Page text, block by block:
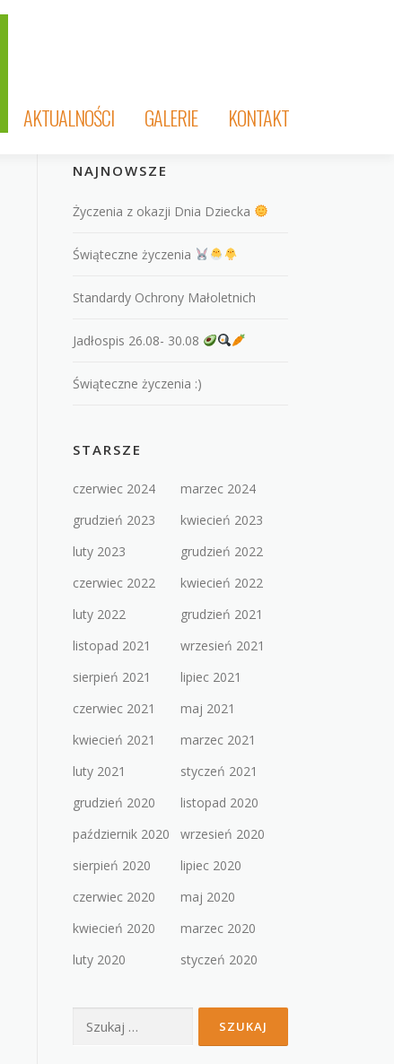
AKTUALNOŚCI GALERIE KONTAKT
NAJNOWSZE
Życzenia z okazji Dnia Dziecka
Świąteczne życzenia
Standardy Ochrony Małoletnich
Jadłospis 26.08- 30.08
Świąteczne życzenia :)
STARSZE
czerwiec 2024
marzec 2024
grudzień 2023
kwiecień 2023
luty 2023
grudzień 2022
czerwiec 2022
kwiecień 2022
luty 2022
grudzień 2021
listopad 2021
wrzesień 2021
sierpień 2021
lipiec 2021
czerwiec 2021
maj 2021
kwiecień 2021
marzec 2021
luty 2021
styczeń 2021
grudzień 2020
listopad 2020
październik 2020
wrzesień 2020
sierpień 2020
lipiec 2020
czerwiec 2020
maj 2020
kwiecień 2020
marzec 2020
luty 2020
styczeń 2020
Szukaj: